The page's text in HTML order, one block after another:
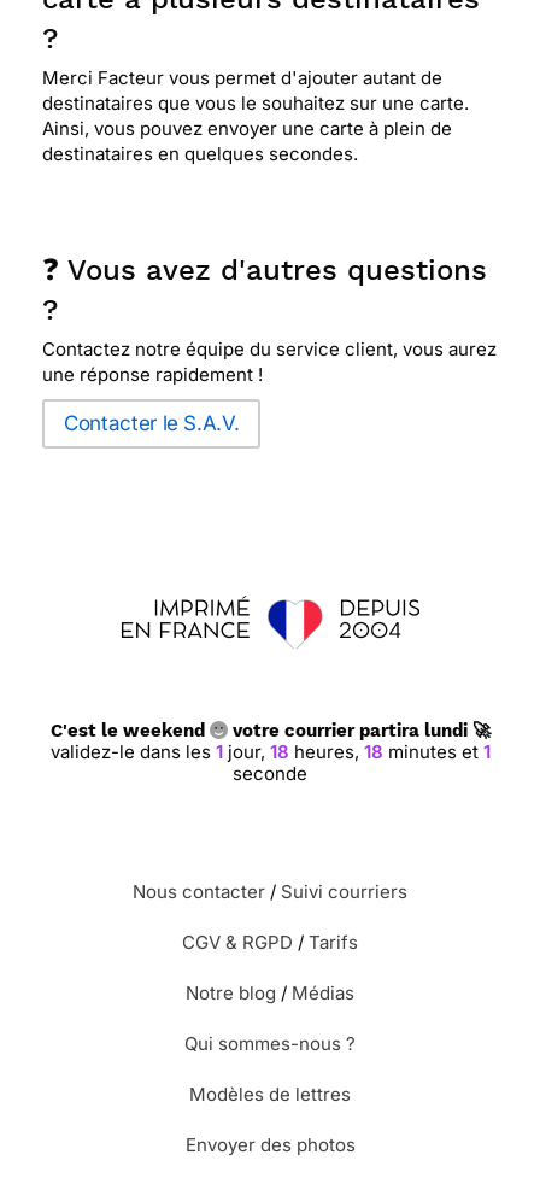
?
Merci Facteur vous permet d'ajouter autant de
destinataires que vous le souhaitez sur une carte.
Ainsi, vous pouvez envoyer une carte à plein de
destinataires en quelques secondes.
❓ Vous avez d'autres questions
?
Contactez notre équipe du service client, vous aurez
une réponse rapidement !
Contacter le S.A.V.
C'est le weekend votre courrier partira lundi 🚀
validez-le dans les 1jour, 18heures, 18minutes et 0
secondes
Nous contacter / Suivi courriers
CGV & RGPD / Tarifs
Notre blog / Médias
Qui sommes-nous ?
Modèles de lettres
Envoyer des photos